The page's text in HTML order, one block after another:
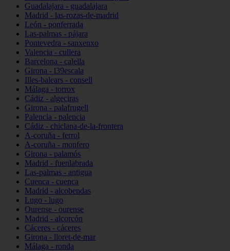
Guadalajara - guadalajara
Madrid - las-rozas-de-madrid
León - ponferrada
Las-palmas - pájara
Pontevedra - sanxenxo
Valencia - cullera
Barcelona - calella
Girona - l39escala
Illes-balears - consell
Málaga - torrox
Cádiz - algeciras
Girona - palafrugell
Palencia - palencia
Cádiz - chiclana-de-la-frontera
A-coruña - ferrol
A-coruña - monfero
Girona - palamós
Madrid - fuenlabrada
Las-palmas - antigua
Cuenca - cuenca
Madrid - alcobendas
Lugo - lugo
Ourense - ourense
Madrid - alcorcón
Cáceres - cáceres
Girona - lloret-de-mar
Málaga - ronda